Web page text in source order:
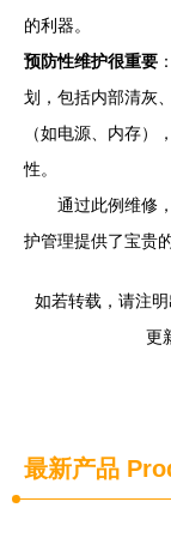
的利器。
预防性维护很重要
划，包括内部清灰
（如电源、内存）
性。
通过此例维修
护管理提供了宝贵
如若转载，请注
更
最新产品